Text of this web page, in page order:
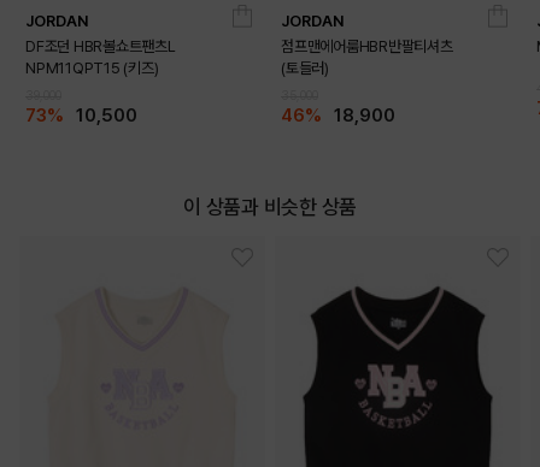
JORDAN
DF조던 HBR볼쇼트팬츠L
NPM11QPT15 (키즈)
73% 10,500
JORDAN
점프맨에어룸HBR반팔티셔츠
(토들러)
46% 18,900
이 상품과 비슷한 상품